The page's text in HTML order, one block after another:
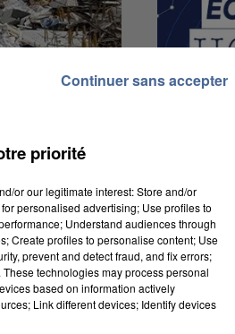
sur-Seine
Delrieu,
priorité
or our legitimate interest: Store and/or
personalised advertising; Use profiles to
Understand audiences through
Create profiles to personalise content; Use
prevent and detect fraud, and fix errors;
technologies may process personal
based on information actively
Link different devices; Identify devices
Continuer sans accepter